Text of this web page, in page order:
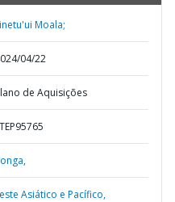
Moala;
04/22
de Aquisições
Asiático e Pacífico,